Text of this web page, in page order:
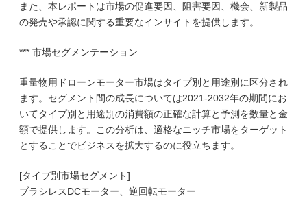
また、本レポートは市場の促進要因、阻害要因、機会、新製品
の発売や承認に関する重要なインサイトを提供します。
*** 市場セグメンテーション
重量物用ドローンモーター市場はタイプ別と用途別に区分され
ます。セグメント間の成長については2021-2032年の期間にお
いてタイプ別と用途別の消費額の正確な計算と予測を数量と金
額で提供します。この分析は、適格なニッチ市場をターゲット
とすることでビジネスを拡大するのに役立ちます。
[タイプ別市場セグメント]
ブラシレスDCモーター、逆回転モーター